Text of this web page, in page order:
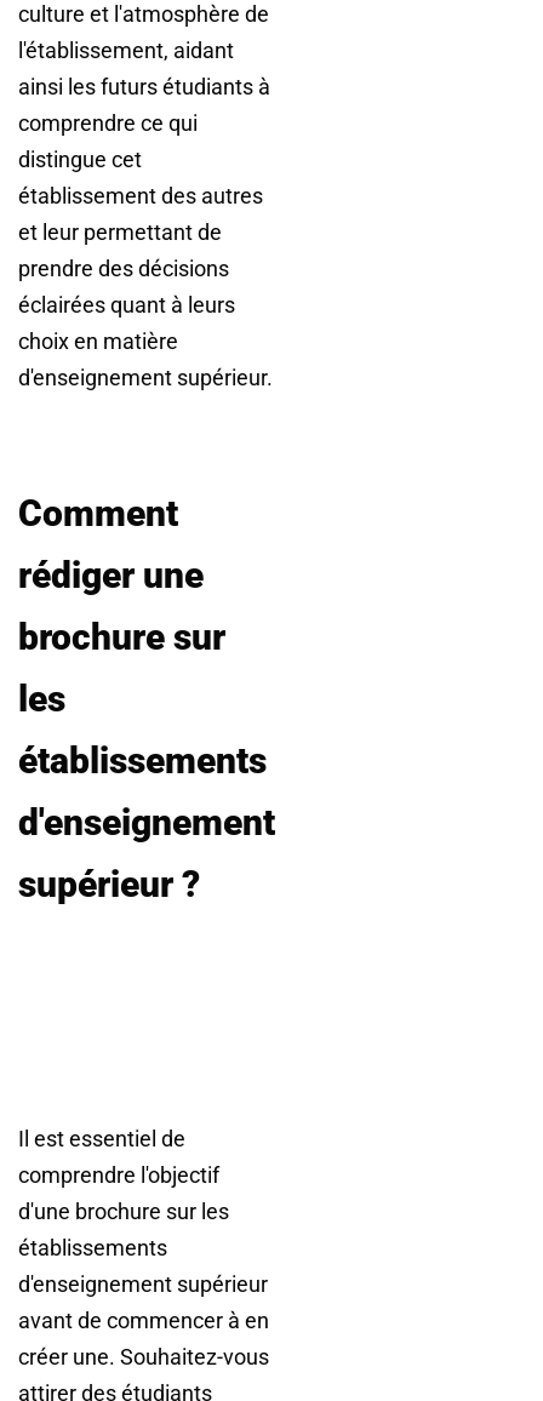
culture et l'atmosphère de
l'établissement, aidant
ainsi les futurs étudiants à
comprendre ce qui
distingue cet
établissement des autres
et leur permettant de
prendre des décisions
éclairées quant à leurs
choix en matière
d'enseignement supérieur.
Comment
rédiger une
brochure sur
les
établissements
d'enseignement
supérieur ?
Il est essentiel de
comprendre l'objectif
d'une brochure sur les
établissements
d'enseignement supérieur
avant de commencer à en
créer une. Souhaitez-vous
attirer des étudiants